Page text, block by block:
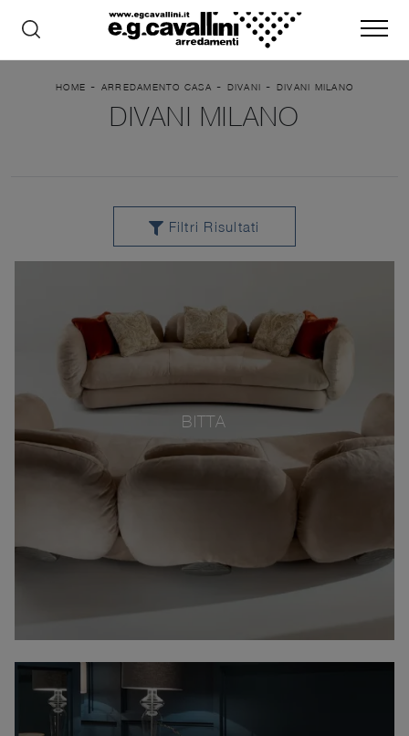
HOME - ARREDAMENTO CASA - DIVANI - DIVANI MILANO
DIVANI MILANO
Filtri Risultati
BITTA